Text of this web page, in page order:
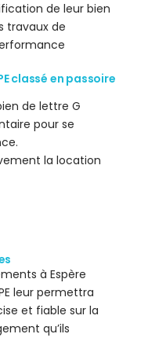
de leur bien
travaux de
classé en passoire
de lettre G
pour se
la location
à Espère
leur permettra
et fiable sur la
qu’ils